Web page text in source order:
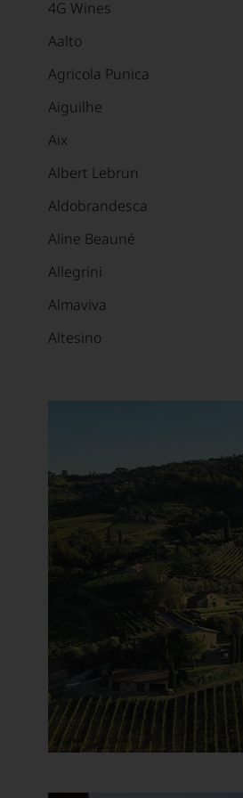
4G Wines
Aalto
Agricola Punica
Aiguilhe
Aix
Albert Lebrun
Aldobrandesca
Aline Beauné
Allegrini
Almaviva
Altesino
Angélus
Ànima Negra
Anthonij Rupert Wines
Antinori
Arkanum Distillery
Armand Heitz
Artadi